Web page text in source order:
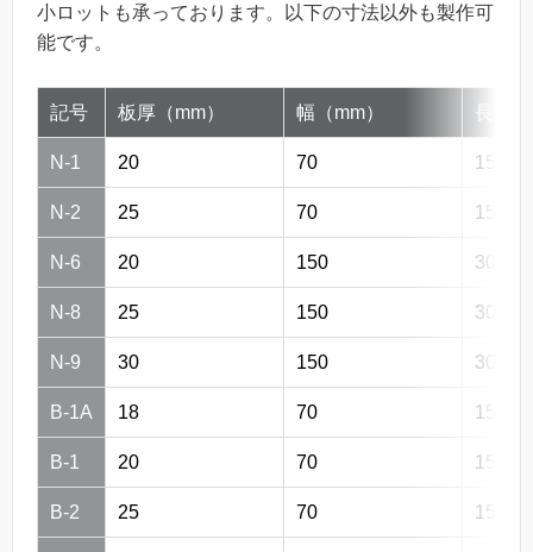
小ロットも承っております。以下の寸法以外も製作可
能です。
記号 板厚（mm） 幅（mm）
N-1 20 70 150
N-2 25 70 150
N-6 20 150 300
N-8 25 150 300
N-9 30 150 300
B-1A 18 70 150
B-1 20 70 150
B-2 25 70 150